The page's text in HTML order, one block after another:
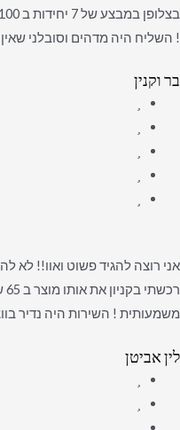
! השליח היה מדהים וסובלני
בר וקנין
משמעותית ! השירות היה נדיר
לין אביטן